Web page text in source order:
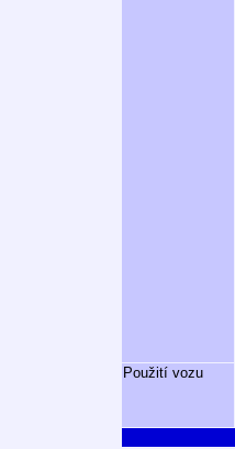
Použití vozu